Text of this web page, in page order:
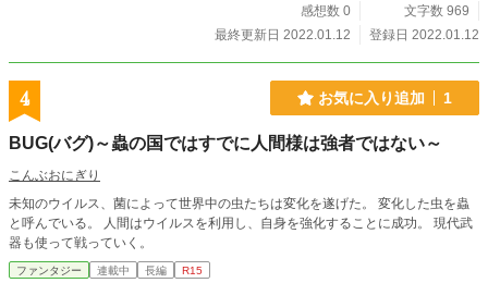
感想数 0
文字数 969
最終更新日 2022.01.12
登録日 2022.01.12
4 お気に入り追加 1
BUG(バグ)～蟲の国ではすでに人間様は強者ではない～
こんぶおにぎり
未知のウイルス、菌によって世界中の虫たちは変化を遂げた。 変化した虫を蟲
と呼んでいる。 人間はウイルスを利用し、自身を強化することに成功。 現代武
器も使って戦っていく。
ファンタジー 連載中 長編 R15